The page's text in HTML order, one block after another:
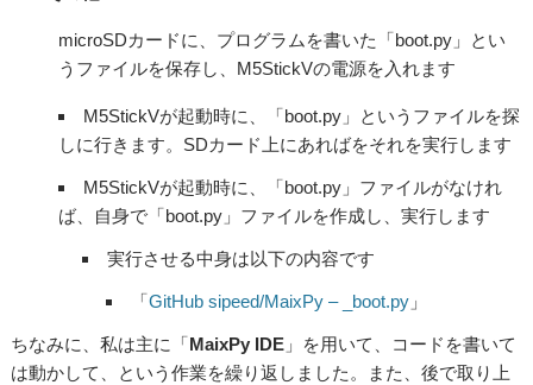
microSDカードに、プログラムを書いた「boot.py」とい
うファイルを保存し、M5StickVの電源を入れます
M5StickVが起動時に、「boot.py」というファイルを探
しに行きます。SDカード上にあればをそれを実行します
M5StickVが起動時に、「boot.py」ファイルがなけれ
ば、自身で「boot.py」ファイルを作成し、実行します
実行させる中身は以下の内容です
「GitHub sipeed/MaixPy – _boot.py 」
ちなみに、私は主に「 MaixPy IDE 」を用いて、コードを書いて
は動かして、という作業を繰り返しました。また、後で取り上